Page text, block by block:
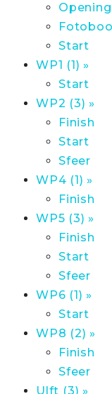
Start
WP1 (1) »
Start
WP2 (3) »
Finish
Start
Sfeer
WP4 (1) »
Finish
WP5 (3) »
Finish
Start
Sfeer
WP6 (1) »
Start
WP8 (2) »
Finish
Sfeer
Ulft (3) »